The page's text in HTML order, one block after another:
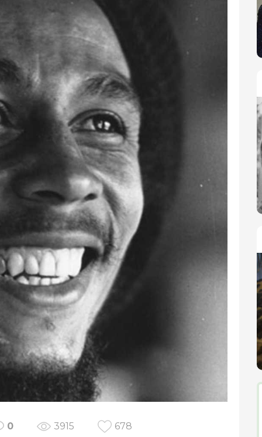
0 3915 678